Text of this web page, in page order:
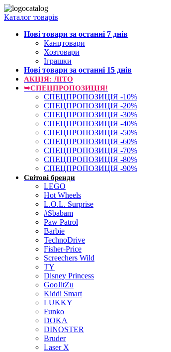
Каталог товарів
Нові товари за останнi 7 днiв
Канцтовари
Хозтовари
Іграшки
Нові товари за останнi 15 днiв
АКЦІЯ: ЛІТО
➥СПЕЦПРОПОЗИЦІЯ!
СПЕЦПРОПОЗИЦІЯ -10%
СПЕЦПРОПОЗИЦІЯ -20%
СПЕЦПРОПОЗИЦІЯ -30%
СПЕЦПРОПОЗИЦІЯ -40%
СПЕЦПРОПОЗИЦІЯ -50%
СПЕЦПРОПОЗИЦІЯ -60%
СПЕЦПРОПОЗИЦІЯ -70%
СПЕЦПРОПОЗИЦІЯ -80%
СПЕЦПРОПОЗИЦІЯ -90%
Світові бренди
LEGO
Hot Wheels
L.O.L. Surprise
#Sbabam
Paw Patrol
Barbie
TechnoDrive
Fisher-Price
Screechers Wild
TY
Disney Princess
GooJitZu
Kiddi Smart
LUKKY
Funko
DOKA
DINOSTER
Bruder
Laser X